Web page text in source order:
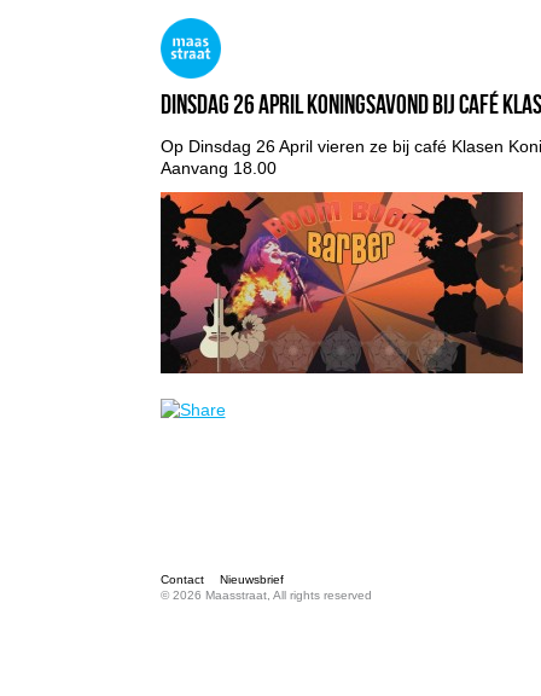
Dinsdag 26 april Koningsavond bij café
Op Dinsdag 26 April vieren ze bij café Klasen
Aanvang 18.00
Contact
Nieuwsbrief
© 2026 Maasstraat, All rights reserved